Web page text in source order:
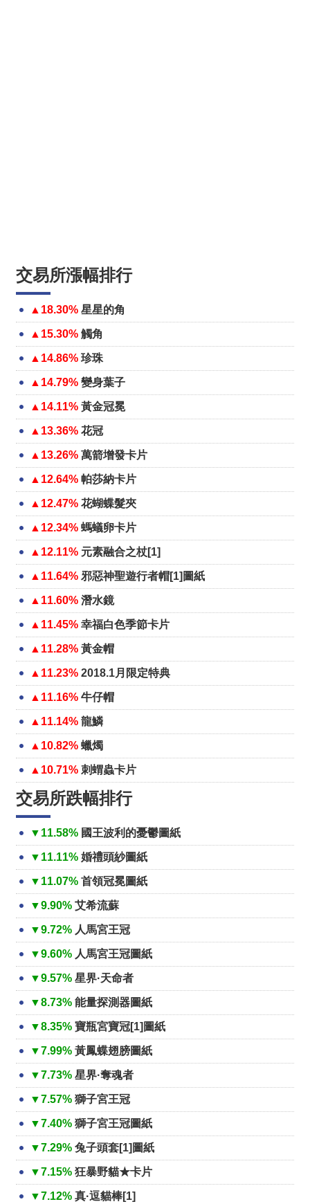
交易所漲幅排行
▲18.30% 星星的角
▲15.30% 觸角
▲14.86% 珍珠
▲14.79% 變身葉子
▲14.11% 黃金冠冕
▲13.36% 花冠
▲13.26% 萬箭增發卡片
▲12.64% 帕莎納卡片
▲12.47% 花蝴蝶髮夾
▲12.34% 螞蟻卵卡片
▲12.11% 元素融合之杖[1]
▲11.64% 邪惡神聖遊行者帽[1]圖紙
▲11.60% 潛水鏡
▲11.45% 幸福白色季節卡片
▲11.28% 黃金帽
▲11.23% 2018.1月限定特典
▲11.16% 牛仔帽
▲11.14% 龍鱗
▲10.82% 蠟燭
▲10.71% 刺蝟蟲卡片
交易所跌幅排行
▼11.58% 國王波利的憂鬱圖紙
▼11.11% 婚禮頭紗圖紙
▼11.07% 首領冠冕圖紙
▼9.90% 艾希流蘇
▼9.72% 人馬宮王冠
▼9.60% 人馬宮王冠圖紙
▼9.57% 星界·天命者
▼8.73% 能量探測器圖紙
▼8.35% 寶瓶宮寶冠[1]圖紙
▼7.99% 黃鳳蝶翅膀圖紙
▼7.73% 星界·奪魂者
▼7.57% 獅子宮王冠
▼7.40% 獅子宮王冠圖紙
▼7.29% 兔子頭套[1]圖紙
▼7.15% 狂暴野貓★卡片
▼7.12% 真·逗貓棒[1]